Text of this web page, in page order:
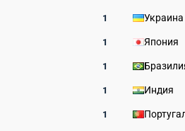
1 Украина
1 Япония
1
1 Индия
1